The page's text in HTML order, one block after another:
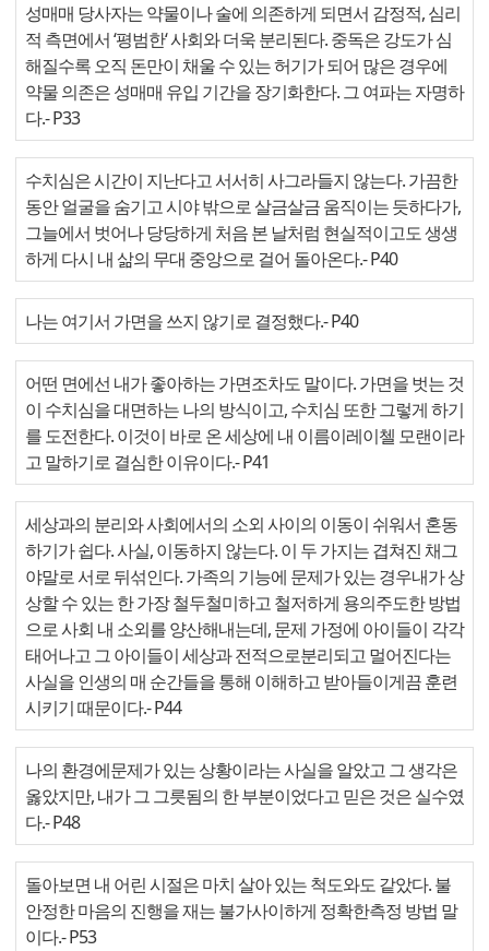
성매매 당사자는 약물이나 술에 의존하게 되면서 감정적, 심리
적 측면에서 ‘평범한‘ 사회와 더욱 분리된다. 중독은 강도가 심
해질수록 오직 돈만이 채울 수 있는 허기가 되어 많은 경우에
약물 의존은 성매매 유입 기간을 장기화한다. 그 여파는 자명하
다.- P33
수치심은 시간이 지난다고 서서히 사그라들지 않는다. 가끔한
동안 얼굴을 숨기고 시야 밖으로 살금살금 움직이는 듯하다가,
그늘에서 벗어나 당당하게 처음 본 날처럼 현실적이고도 생생
하게 다시 내 삶의 무대 중앙으로 걸어 돌아온다.- P40
나는 여기서 가면을 쓰지 않기로 결정했다.- P40
어떤 면에선 내가 좋아하는 가면조차도 말이다. 가면을 벗는 것
이 수치심을 대면하는 나의 방식이고, 수치심 또한 그렇게 하기
를 도전한다. 이것이 바로 온 세상에 내 이름이레이첼 모랜이라
고 말하기로 결심한 이유이다.- P41
세상과의 분리와 사회에서의 소외 사이의 이동이 쉬워서 혼동
하기가 쉽다. 사실, 이동하지 않는다. 이 두 가지는 겹쳐진 채그
야말로 서로 뒤섞인다. 가족의 기능에 문제가 있는 경우내가 상
상할 수 있는 한 가장 철두철미하고 철저하게 용의주도한 방법
으로 사회 내 소외를 양산해내는데, 문제 가정에 아이들이 각각
태어나고 그 아이들이 세상과 전적으로분리되고 멀어진다는
사실을 인생의 매 순간들을 통해 이해하고 받아들이게끔 훈련
시키기 때문이다.- P44
나의 환경에문제가 있는 상황이라는 사실을 알았고 그 생각은
옳았지만, 내가 그 그릇됨의 한 부분이었다고 믿은 것은 실수였
다.- P48
돌아보면 내 어린 시절은 마치 살아 있는 척도와도 같았다. 불
안정한 마음의 진행을 재는 불가사이하게 정확한측정 방법 말
이다.- P53